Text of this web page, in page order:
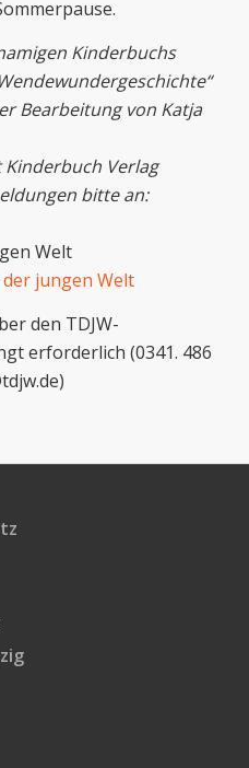
Kinderbuchs
Bearbeitung von Katja
Verlag
bitte an:
Welt
jungen Welt
den TDJW-
erforderlich (0341. 486